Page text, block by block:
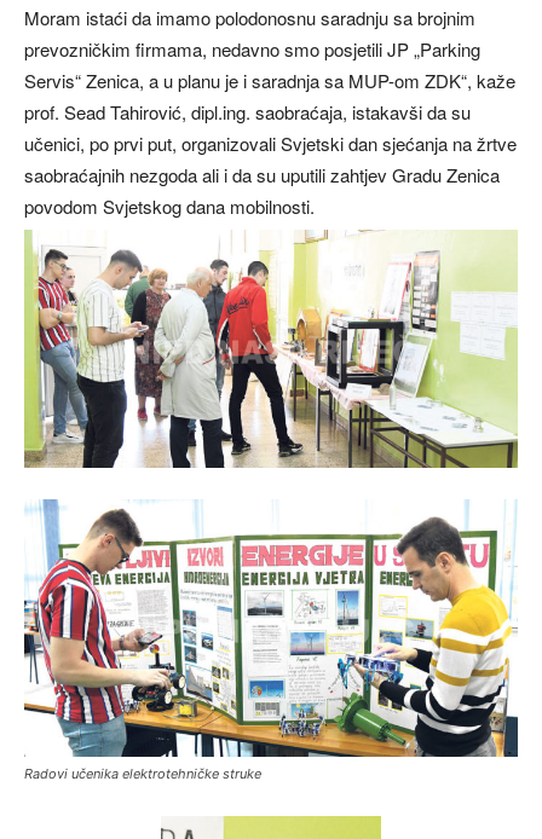
Moram istaći da imamo polodonosnu saradnju sa brojnim
prevozničkim firmama, nedavno smo posjetili JP „Parking
Servis“ Zenica, a u planu je i saradnja sa MUP-om ZDK“, kaže
prof. Sead Tahirović, dipl.ing. saobraćaja, istakavši da su
učenici, po prvi put, organizovali Svjetski dan sjećanja na žrtve
saobraćajnih nezgoda ali i da su uputili zahtjev Gradu Zenica
povodom Svjetskog dana mobilnosti.
Radovi učenika elektrotehničke struke